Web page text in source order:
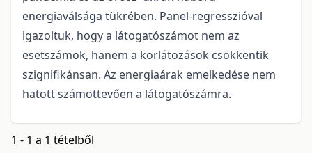
energiaválsága tükrében. Panel-regresszióval
igazoltuk, hogy a látogatószámot nem az
esetszámok, hanem a korlátozások csökkentik
szignifikánsan. Az energiaárak emelkedése nem
hatott számottevően a látogatószámra.
1 - 1 a 1 tételből